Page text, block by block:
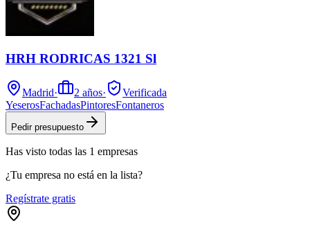
HRH RODRICAS 1321 Sl
Madrid· 2 años·
Verificada
YeserosFachadasPintoresFontaneros
Pedir presupuesto
Has visto todas las 1 empresas
¿Tu empresa no está en la lista?
Regístrate gratis